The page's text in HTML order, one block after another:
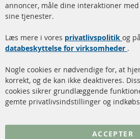
Dieselpartikelfilter (DPF)
rengøring
Katalysator (KAT)
Sensorer
FAQ
annoncer, måle dine interaktioner
sine tjenester.
Læs mere i vores privatlivspolitik og på
databeskyttelse for virksomheder .
Nogle cookies er nødvendige for, at
korrekt, og de kan ikke deaktiveres.
cookies sikrer grundlæggende
gemte privatlivsindstillinger og
ACCEPTER